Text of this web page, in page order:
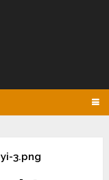
3.png